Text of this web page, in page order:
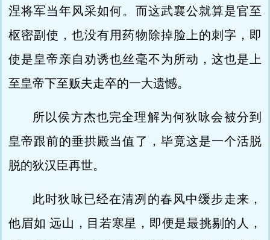
涅将军当年风采如何。而这武襄公就算是官至
枢密副使，也没有用药物除掉脸上的刺字，即
使是皇帝亲自劝诱也丝毫不为所动，这也是上
至皇帝下至贩夫走卒的一大遗憾。
所以侯方杰也完全理解为何狄咏会被分到
皇帝跟前的垂拱殿当值了，毕竟这是一个活脱
脱的狄汉臣再世。
此时狄咏已经在清冽的春风中缓步走来，
他眉如 远山，目若寒星，即便是最挑剔的人，